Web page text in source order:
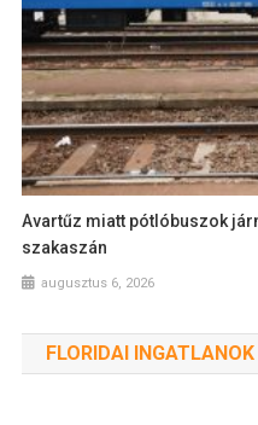
Avartűz miatt pótlóbuszok
szakaszán
augusztus 6, 2026
FLORIDAI INGATLANOK